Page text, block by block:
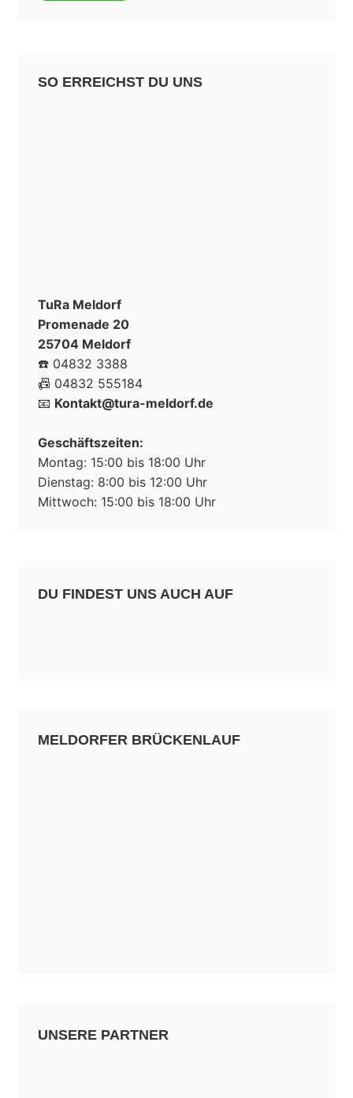
SO ERREICHST DU UNS
TuRa Meldorf
Promenade 20
25704 Meldorf
☎️ 04832 3388
📠 04832 555184
📧 Kontakt@tura-meldorf.de
Geschäftszeiten:
Montag: 15:00 bis 18:00 Uhr
Dienstag: 8:00 bis 12:00 Uhr
Mittwoch: 15:00 bis 18:00 Uhr
DU FINDEST UNS AUCH AUF
MELDORFER BRÜCKENLAUF
UNSERE PARTNER